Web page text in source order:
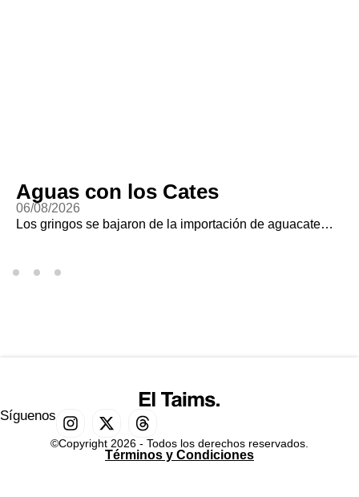
Aguas con los Cates
06/08/2026
Los gringos se bajaron de la importación de aguacate…
Síguenos
©Copyright 2026 - Todos los derechos reservados.
Términos y Condiciones